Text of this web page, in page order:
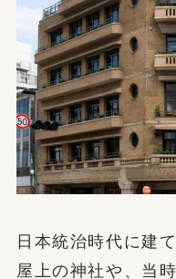
日本統治時代に建
屋上の神社や、当